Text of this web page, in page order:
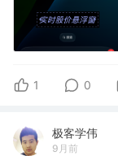
1 0
极客学伟
9月前